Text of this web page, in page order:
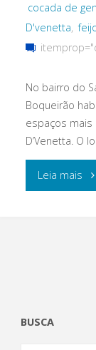
cocada de
D'venetta,
No bairro do
Boqueirão
espaços mais
D’Venetta. O
Leia mais "Da
BUSCA